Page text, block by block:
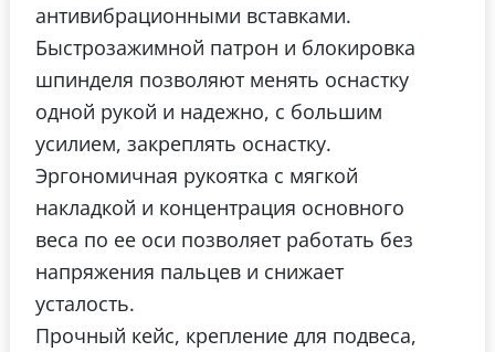
антивибрационными вставками.
Быстрозажимной патрон и блокировка
шпинделя позволяют менять оснастку
одной рукой и надежно, с большим
усилием, закреплять оснастку.
Эргономичная рукоятка с мягкой
накладкой и концентрация основного
веса по ее оси позволяет работать без
напряжения пальцев и снижает
усталость.
Прочный кейс, крепление для подвеса,